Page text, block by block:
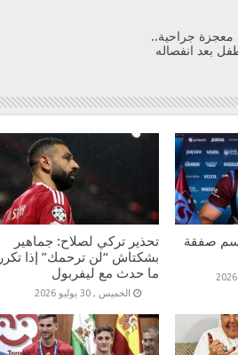
معجزة جراحية..
بعد انفصاله
صفقة
تحذير تركي لصلاح: جماهير
بشكتاش “لن ترحمك” إذا تكرر
ما حدث مع ليفربول
الخميس , 30 يوليو 2026